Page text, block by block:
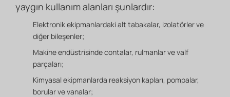
yaygın kullanım alanları şunlardır:
Elektronik ekipmanlardaki alt tabakalar, izolatörler ve
diğer bileşenler;
Makine endüstrisinde contalar, rulmanlar ve valf
parçaları;
Kimyasal ekipmanlarda reaksiyon kapları, pompalar,
borular ve vanalar;